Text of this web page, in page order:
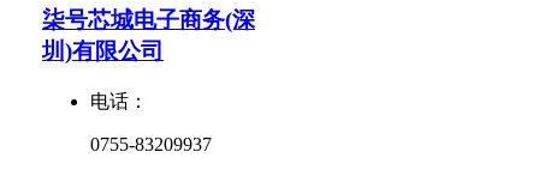
柒号芯城电子商务(深
圳)有限公司
电话：
0755-83209937